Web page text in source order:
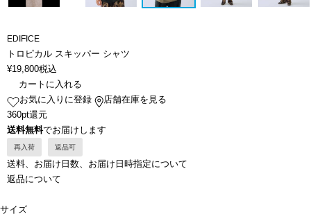
EDIFICE
トロピカル スキッパー シャツ
¥19,800税込
カートに入れる
お気に入りに登録
店舗在庫を見る
360pt還元
送料無料でお届けします
再入荷 返品可
送料、お届け日数、お届け日時指定について
返品について
サイズ